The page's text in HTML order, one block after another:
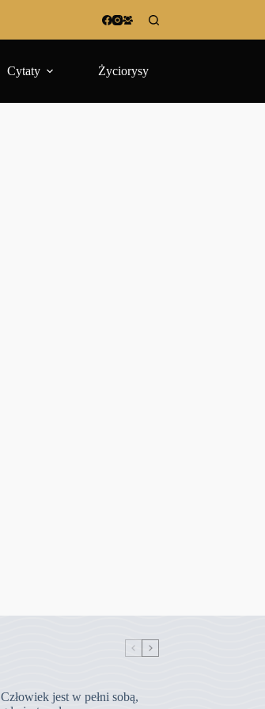
Cytaty Życiorysy
Człowiek jest w pełni sobą,